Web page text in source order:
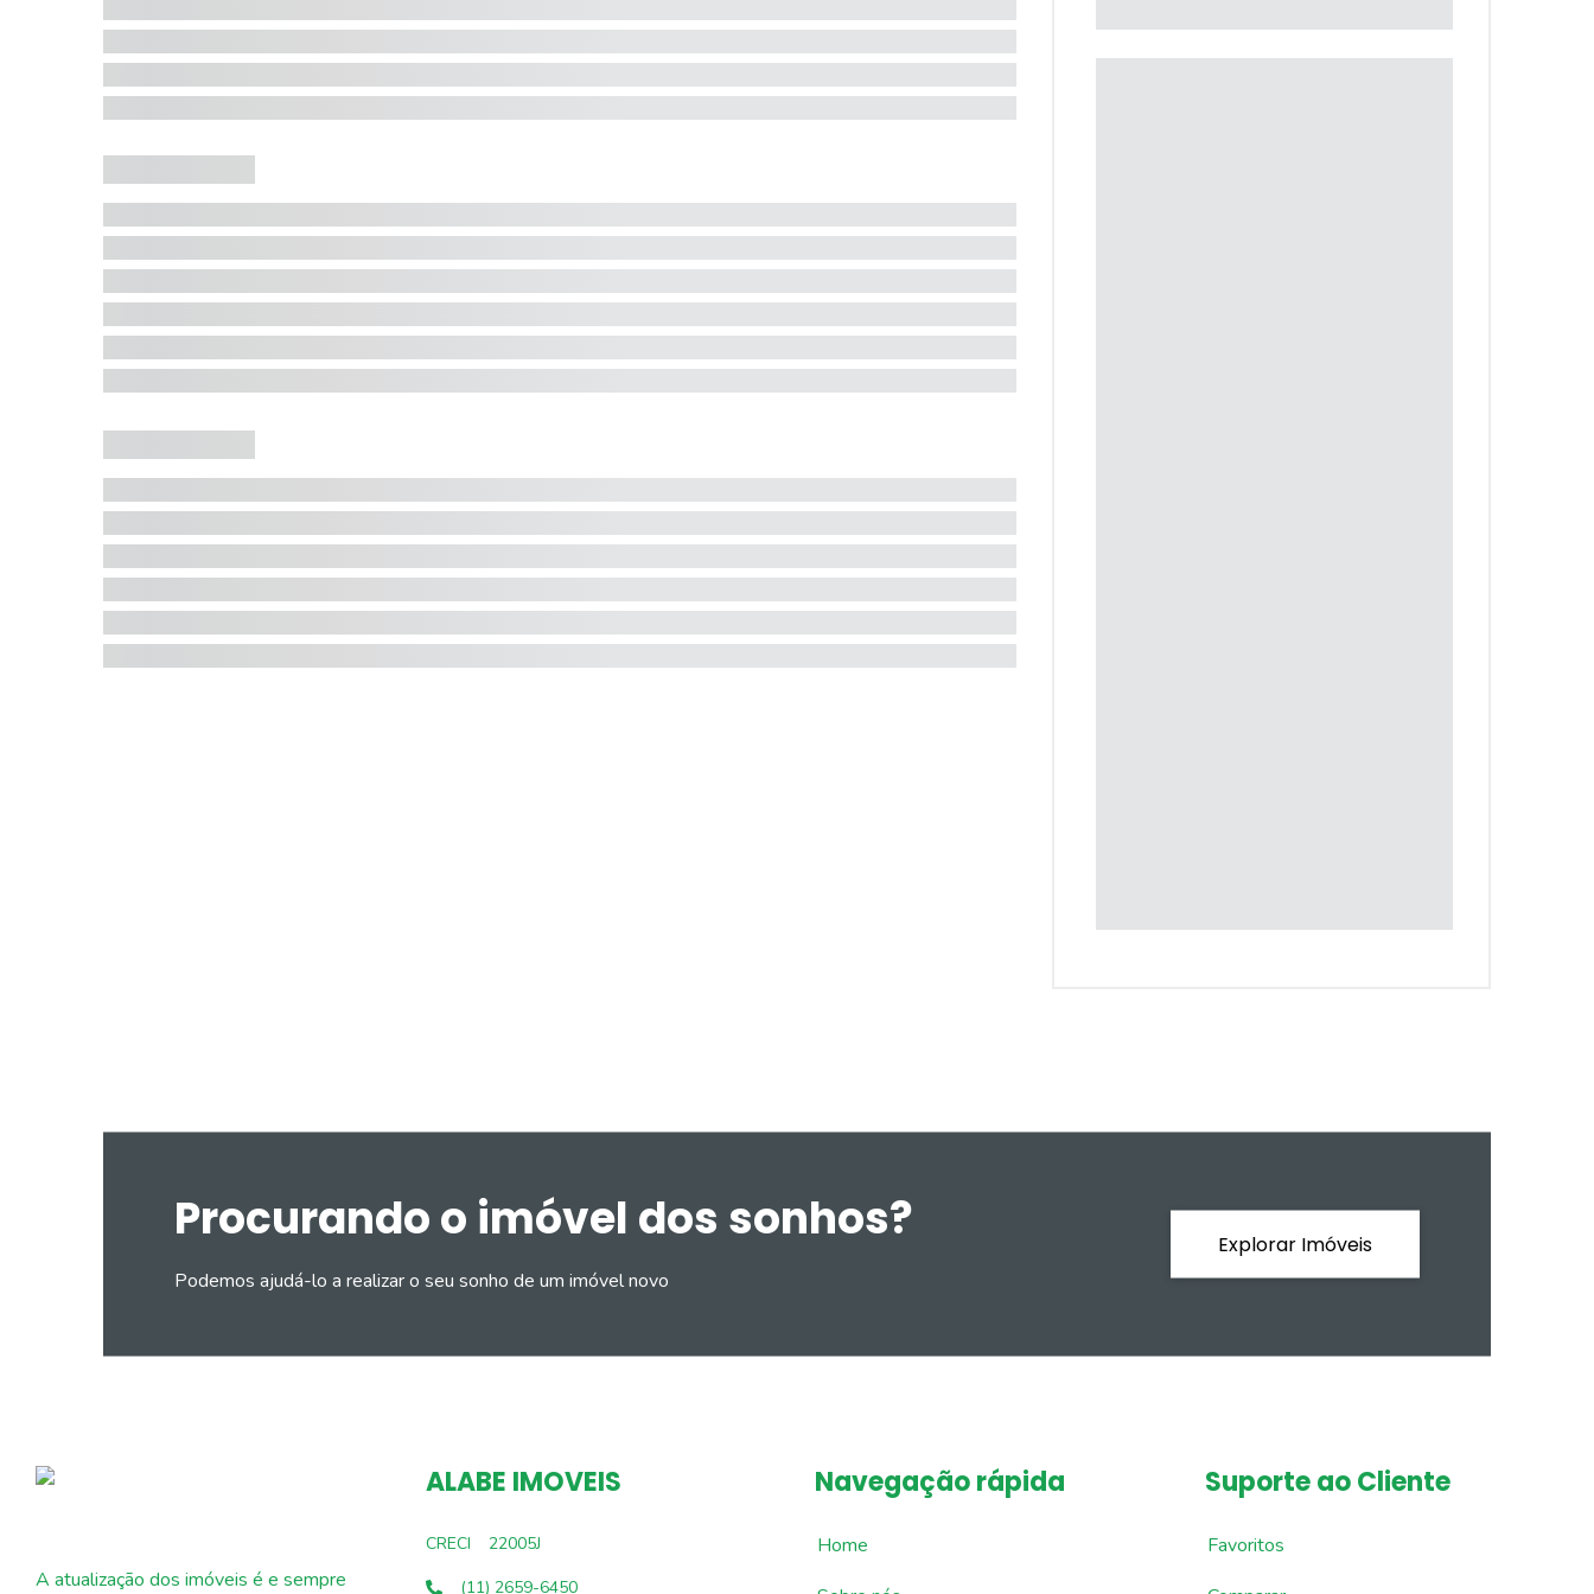
Procurando o imóvel dos sonhos?
Podemos ajudá-lo a realizar o seu sonho de um imóvel novo
Explorar Imóveis
A atualização dos imóveis é e sempre
ALABE IMOVEIS
CRECI
22005J
(11) 2659-6450
Navegação rápida
Home
Suporte ao Cliente
Favoritos